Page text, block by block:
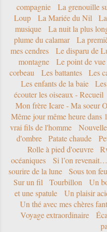
compagnie
La grenouille
Loup
La Mariée du Nil
musique
La nuit la plus
plume du calamar
La
mes cendres
Le disparu de
montagne
Le point de
corbeau
Les battantes Les
Les enfants de la baie
écouter les oiseaux - Recueil
Mon frère Icare - Ma soeur
Même jour même heure dans
vrai fils de l'homme
d'ombre
Patate chaude
Rolle à pied d'oeuvre
océaniques
Si l’on revenait…
sourire de la lune
Sous ton
Sur un fil
Tourbillon Un
et une spatule
Un plaisir
Un thé avec mes chères
Voyage extraordinaire